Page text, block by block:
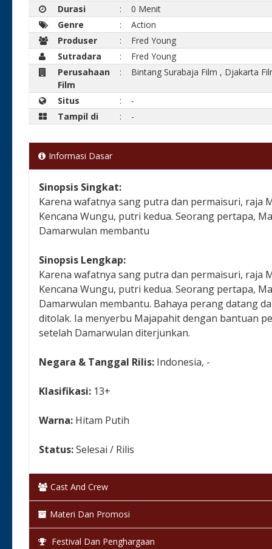
Durasi
:
0 Menit
Genre
:
Action
Produser
:
Fred Young
Sutradara
:
Fred Young
Perusahaan
Film
: Bintang Surabaja Film , Djakarta
Situs :
-
Tampil di
: -
Informasi Dasar
Sinopsis Singkat:
Karena wafatnya sang putra dan permaisuri, raja
Kencana Wungu, putri kedua. Seorang pertapa,
Damarwulan membantu
Sinopsis Lengkap:
Karena wafatnya sang putra dan permaisuri, raja
Kencana Wungu, putri kedua. Seorang pertapa,
Damarwulan membantu. Bahaya perang datang
ditolak. Ia menyerbu Majapahit dengan bantuan
setelah Damarwulan diterjunkan.
Negara & Tanggal Rilis: Indonesia, -
Klasifikasi: 13+
Warna: Hitam Putih
Status:Selesai / Rilis
Cast And Crew
Materi Dan Promosi
Festival Dan Penghargaan